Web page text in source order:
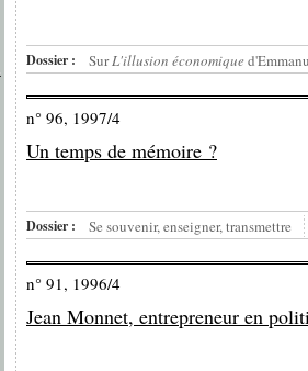
Dossier : SurL'illusion économique
n° 96, 1997/4
Un temps de mémoire ?
Dossier : Se souvenir, enseigner, transmettre
n° 91, 1996/4
Jean Monnet, entrepreneur en